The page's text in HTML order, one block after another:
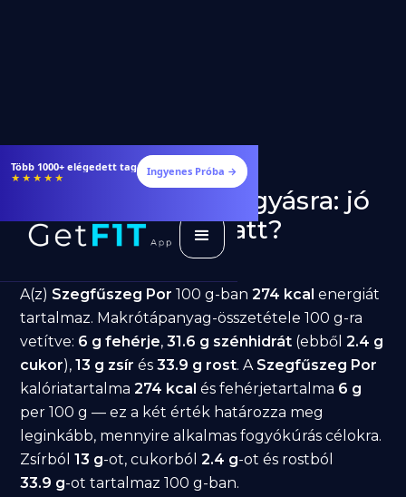
Több 1000+ elégedett tag
★★★★★ Ingyenes Próba →
Szegfűszeg Por fogyásra: jó
választás diéta alatt?
A(z) Szegfűszeg Por 100 g-ban274 kcal energiát
tartalmaz. Makrótápanyag-összetétele 100 g-ra
vetítve: 6 g fehérje,31.6 g szénhidrát (ebből2.4 g
cukor),13 g zsír és33.9 g rost. A Szegfűszeg Por
kalóriatartalma274 kcal és fehérjetartalma 6 g
per 100 g — ez a két érték határozza meg
leginkább, mennyire alkalmas fogyókúrás célokra.
Zsírból13 g-ot, cukorból2.4 g-ot és rostból
33.9 g-ot tartalmaz 100 g-ban.